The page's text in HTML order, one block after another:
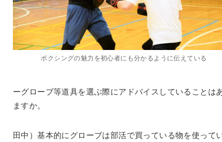
ボクシングの魅力を初心者にも分かるように伝えている
ーグローブ等道具を選ぶ際にアドバイスしていることは
ますか。
田中）基本的にグローブは部活で買っている物を使って